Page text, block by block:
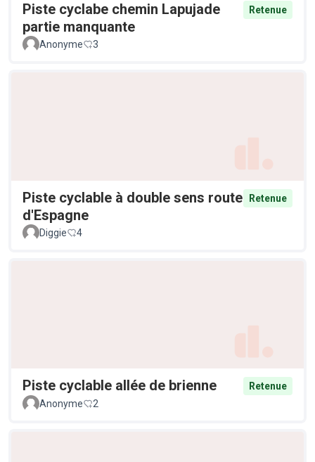
Piste cyclabe chemin Lapujade
partie manquante
Retenue
Anonyme 3
Piste cyclable à double sens route
d'Espagne
Retenue
Diggie 4
Piste cyclable allée de brienne
Retenue
Anonyme
2